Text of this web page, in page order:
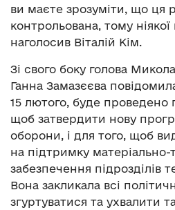
ви маєте зрозуміти, що ця
контрольована, тому
наголосив Віталій Кім.
Зі свого боку голова
Ганна Замазєєва
15 лютого, буде проведено
щоб затвердити нову
оборони, і для того, щоб
на підтримку матеріально-
забезпечення підрозділів
Вона закликала всі
згуртуватися та ухвалити